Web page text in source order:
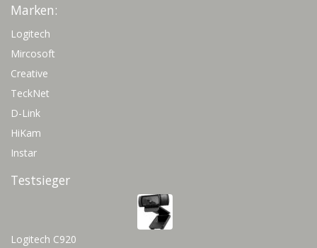
Marken:
Logitech
Mircosoft
Creative
TeckNet
D-Link
HiKam
Instar
Testsieger
Logitech C920